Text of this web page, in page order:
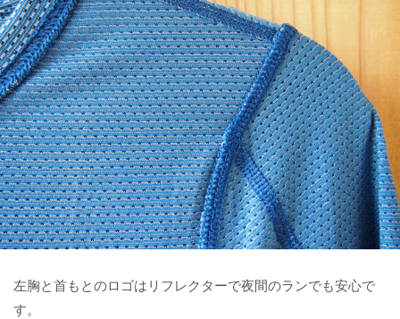
左胸と首もとのロゴはリフレクターで夜間のランでも安心で
す。